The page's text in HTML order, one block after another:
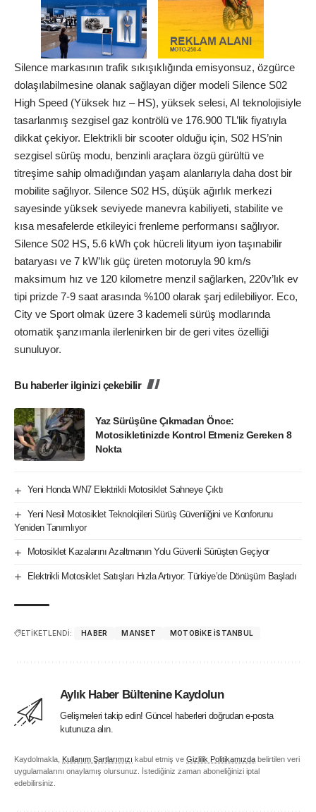
Silence markasının trafik sıkışıklığında emisyonsuz, özgürce
dolaşılabilmesine olanak sağlayan diğer modeli Silence S02
High Speed (Yüksek hız – HS), yüksek selesi, AI teknolojisiyle
tasarlanmış sezgisel gaz kontrölü ve 176.900 TL’lik fiyatıyla
dikkat çekiyor. Elektrikli bir scooter olduğu için, S02 HS’nin
sezgisel sürüş modu, benzinli araçlara özgü gürültü ve
titreşime sahip olmadığından yaşam alanlarıyla daha dost bir
mobilite sağlıyor. Silence S02 HS, düşük ağırlık merkezi
sayesinde yüksek seviyede manevra kabiliyeti, stabilite ve
kısa mesafelerde etkileyici frenleme performansı sağlıyor.
Silence S02 HS, 5.6 kWh çok hücreli lityum iyon taşınabilir
bataryası ve 7 kW’lık güç üreten motoruyla 90 km/s
maksimum hız ve 120 kilometre menzil sağlarken, 220v’lık ev
tipi prizde 7-9 saat arasında %100 olarak şarj edilebiliyor. Eco,
City ve Sport olmak üzere 3 kademeli sürüş modlarında
otomatik şanzımanla ilerlenirken bir de geri vites özelliği
sunuluyor.
Bu haberler ilginizi çekebilir
Yaz Sürüşüne Çıkmadan Önce:
Motosikletinizde Kontrol Etmeniz Gereken 8
Nokta
Yeni Honda WN7 Elektrikli Motosiklet Sahneye Çıktı
Yeni Nesil Motosiklet Teknolojileri Sürüş Güvenliğini ve Konforunu
Yeniden Tanımlıyor
Motosiklet Kazalarını Azaltmanın Yolu Güvenli Sürüşten Geçiyor
Elektrikli Motosiklet Satışları Hızla Artıyor: Türkiye’de Dönüşüm Başladı
ETİKETLENDİ: HABER MANSET MOTOBIKE ISTANBUL
Aylık Haber Bültenine Kaydolun
Gelişmeleri takip edin! Güncel haberleri doğrudan e-posta
kutunuza alın.
Kaydolmakla, Kullanım Şartlarımızı kabul etmiş ve Gizlilik Politikamızda belirtilen veri
uygulamalarını onaylamış olursunuz. İstediğiniz zaman aboneliğinizi iptal
edebilirsiniz.